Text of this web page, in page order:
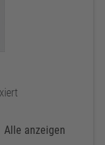
Alle anzeigen